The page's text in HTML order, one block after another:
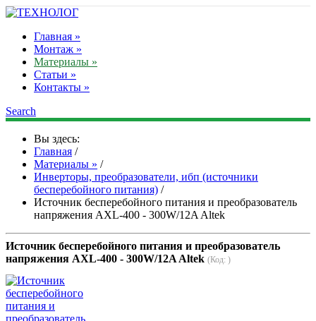
Главная »
Монтаж »
Материалы »
Статьи »
Контакты »
Search
Вы здесь:
Главная /
Материалы » /
Инверторы, преобразователи, ибп (источники
бесперебойного питания) /
Источник бесперебойного питания и преобразователь
напряжения AXL-400 - 300W/12A Altek
Источник бесперебойного питания и преобразователь
напряжения AXL-400 - 300W/12A Altek (Код: )